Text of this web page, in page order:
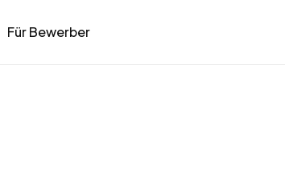
Für Bewerber